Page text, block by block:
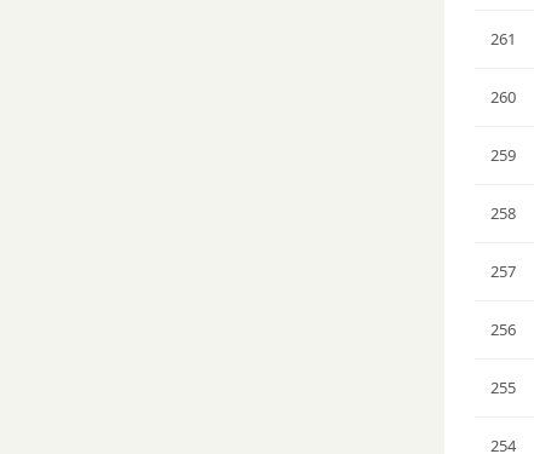
261
260
259
258
257
256
255
254